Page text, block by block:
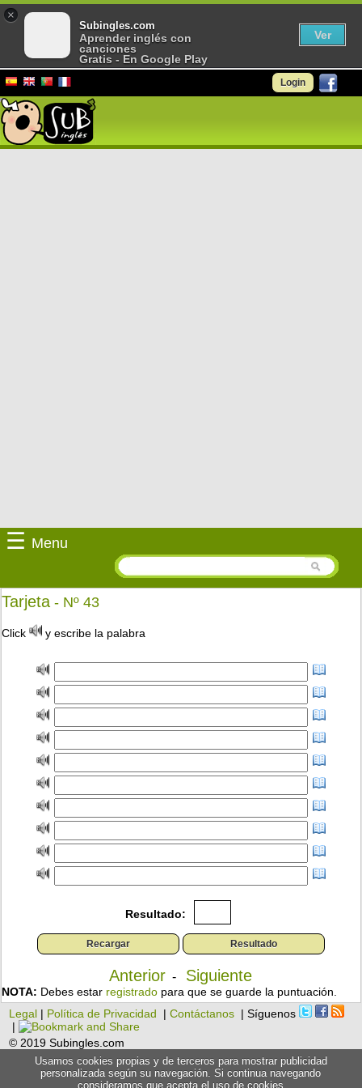
Login
☰ Menu
Tarjeta- Nº 43
Click y escribe la palabra
Resultado:
Anterior - Siguiente
NOTA: Debes estar registrado para que se guarde la puntuación.
Legal | Política de Privacidad |Contáctanos | Síguenos
|
© 2019 Subingles.com
Usamos cookies propias y de terceros para mostrar publicidad
personalizada según su navegación. Si continua navegando
consideramos que acepta el uso de cookies
×
Subingles.com
Aprender inglés con
canciones
Gratis - En Google Play
Ver